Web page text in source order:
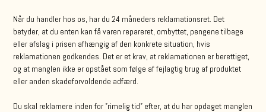
Når du handler hos os, har du 24 måneders reklamationsret. Det
betyder, at du enten kan få varen repareret, ombyttet, pengene tilbage
eller afslag i prisen afhængig af den konkrete situation, hvis
reklamationen godkendes. Det er et krav, at reklamationen er berettiget,
og at manglen ikke er opstået som følge af fejlagtig brug af produktet
eller anden skadeforvoldende adfærd.
Du skal reklamere inden for ”rimelig tid” efter, at du har opdaget manglen